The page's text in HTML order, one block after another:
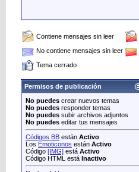
Contiene mensajes sin leer
No contiene mensajes sin leer
Tema cerrado
Permisos de publicación
No puedes crear nuevos temas
No puedes responder temas
No puedes subir archivos adjuntos
No puedes editar tus mensajes
Códigos BB están Activo
Los Emoticonos están Activo
Código [IMG] está Activo
Código HTML está Inactivo